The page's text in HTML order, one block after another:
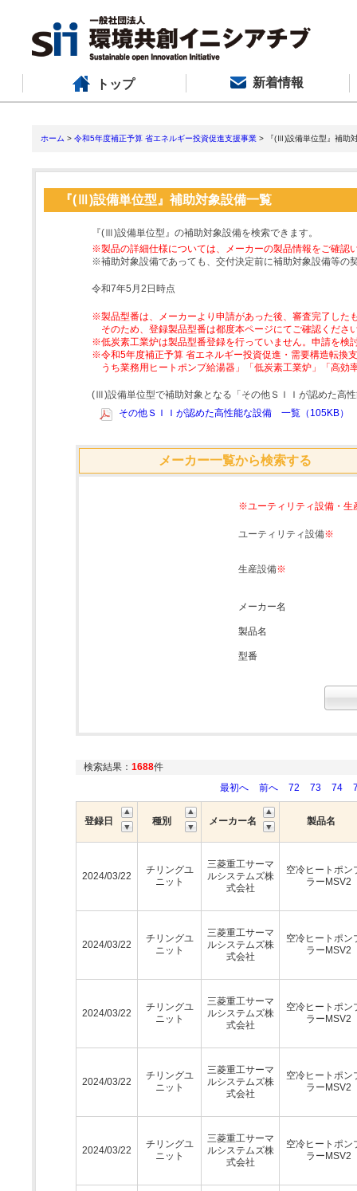
トップ 新着情報
ホーム > 令和5年度補正予算 省エネルギー投資促進支援事業 > 『(Ⅲ)設備単位型』補助
『(Ⅲ)設備単位型』補助対象設備一覧
『(Ⅲ)設備単位型』の補助対象設備を検索できます。
※製品の詳細仕様については、メーカーの製品情報をご確認
※補助対象設備であっても、交付決定前に補助対象設備等の
令和7年5月2日時点
※製品型番は、メーカーより申請があった後、審査完了した
そのため、登録製品型番は都度本ページにてご確認くださ
※低炭素工業炉は製品型番登録を行っていません。申請を検
※令和5年度補正予算 省エネルギー投資促進・需要構造転換
うち業務用ヒートポンプ給湯器」「低炭素工業炉」「高
(Ⅲ)設備単位型で補助対象となる「その他ＳＩＩが認めた高
その他ＳＩＩが認めた高性能な設備 一覧（105KB）
メーカー一覧から検索する
※ユーティリティ設備・生
ユーティリティ設備※
生産設備※
メーカー名
製品名
型番
検索結果： 1688件
最初へ
前へ 72 73 74
登録日 種別 メーカー名 製品名
2024/03/22
チリングユ
ニット
三菱重工サーマ
ルシステムズ株
式会社
空冷ヒートポン
ラーMSV2
2024/03/22
チリングユ
ニット
三菱重工サーマ
ルシステムズ株
式会社
空冷ヒートポン
ラーMSV2
2024/03/22
チリングユ
ニット
三菱重工サーマ
ルシステムズ株
式会社
空冷ヒートポン
ラーMSV2
2024/03/22
チリングユ
ニット
三菱重工サーマ
ルシステムズ株
式会社
空冷ヒートポン
ラーMSV2
2024/03/22
チリングユ
ニット
三菱重工サーマ
ルシステムズ株
式会社
空冷ヒートポン
ラーMSV2